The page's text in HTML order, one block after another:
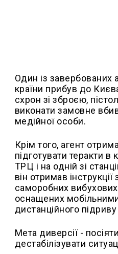
Один із завербованих
країни прибув до
схрон зі зброєю,
виконати замовне
медійної особи.
Крім того, агент
підготувати теракти в
ТРЦ і на одній зі
він отримав інструкції
саморобних
оснащених
дистанційного підриву
Мета диверсії -
дестабілізувати